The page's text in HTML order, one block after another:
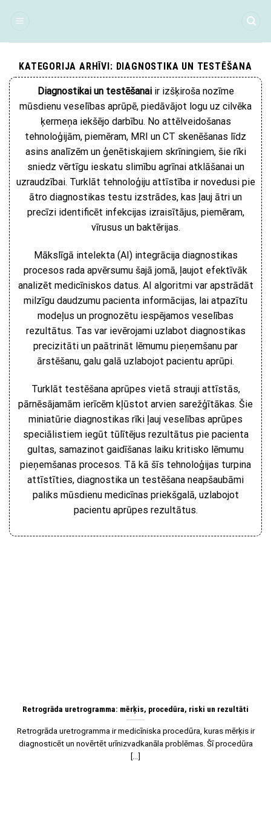
KATEGORIJA ARHĪVI: DIAGNOSTIKA UN TESTĒŠANA
Diagnostikai un testēšanaiir izšķiroša nozīme
mūsdienu veselības aprūpē, piedāvājot logu uz cilvēka
ķermeņa iekšējo darbību. No attēlveidošanas
tehnoloģijām, piemēram, MRI un CT skenēšanas līdz
asins analīzēm un ģenētiskajiem skrīningiem, šie rīki
sniedz vērtīgu ieskatu slimību agrīnai atklāšanai un
uzraudzībai. Turklāt tehnoloģiju attīstība ir novedusi pie
ātro diagnostikas testu izstrādes, kas ļauj ātri un
precīzi identificēt infekcijas izraisītājus, piemēram,
vīrusus un baktērijas.
Mākslīgā intelekta (AI) integrācija diagnostikas
procesos rada apvērsumu šajā jomā, ļaujot efektīvāk
analizēt medicīniskos datus. AI algoritmi var apstrādāt
milzīgu daudzumu pacienta informācijas, lai atpazītu
modeļus un prognozētu iespējamos veselības
rezultātus. Tas var ievērojami uzlabot diagnostikas
precizitāti un paātrināt lēmumu pieņemšanu par
ārstēšanu, galu galā uzlabojot pacientu aprūpi.
Turklāt testēšana aprūpes vietā strauji attīstās,
pārnēsājamām ierīcēm kļūstot arvien sarežģītākas. Šie
miniatūrie diagnostikas rīki ļauj veselības aprūpes
speciālistiem iegūt tūlītējus rezultātus pie pacienta
gultas, samazinot gaidīšanas laiku kritisko lēmumu
pieņemšanas procesos. Tā kā šīs tehnoloģijas turpina
attīstīties, diagnostika un testēšana neapšaubāmi
paliks mūsdienu medicīnas priekšgalā, uzlabojot
pacientu aprūpes rezultātus.
Retrogrāda uretrogramma: mērķis, procedūra, riski un rezultāti
Retrogrāda uretrogramma ir medicīniska procedūra, kuras mērķis ir
diagnosticēt un novērtēt urīnizvadkanāla problēmas. Šī procedūra
[...]